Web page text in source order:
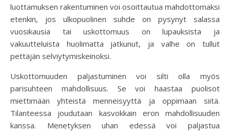
luottamuksen rakentuminen voi osoittautua mahdottomaksi
etenkin, jos ulkopuolinen suhde on pysynyt salassa
vuosikausia tai uskottomuus on lupauksista ja
vakuutteluista huolimatta jatkunut, ja valhe on tullut
pettäjän selviytymiskeinoksi.
Uskottomuuden paljastuminen voi silti olla myös
parisuhteen mahdollisuus. Se voi haastaa puolisot
miettimään yhteistä menneisyyttä ja oppimaan siitä.
Tilanteessa joudutaan kasvokkain eron mahdollisuuden
kanssa. Menetyksen uhan edessä voi paljastua